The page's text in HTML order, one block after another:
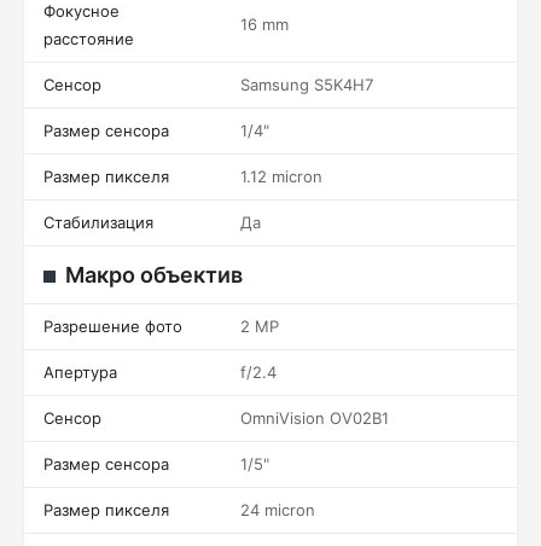
Фокусное
расстояние
16 mm
Сенсор Samsung S5K4H7
Размер сенсора 1/4"
Размер пикселя 1.12 micron
Стабилизация Да
Макро объектив
Разрешение фото 2 MP
Апертура f/2.4
Сенсор OmniVision OV02B1
Размер сенсора 1/5"
Размер пикселя 24 micron